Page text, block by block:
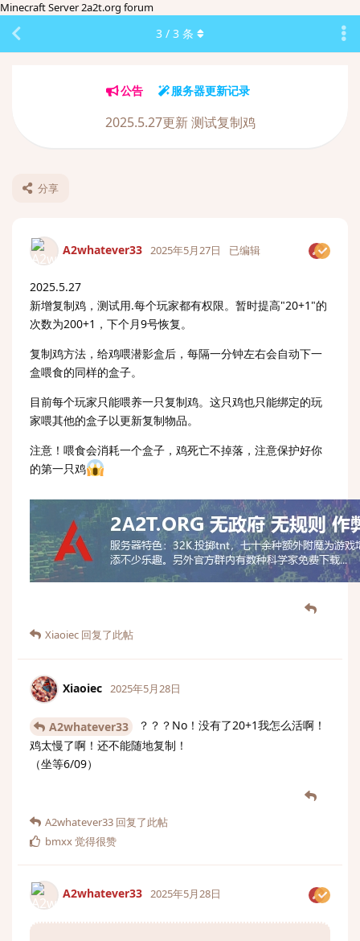
Minecraft Server 2a2t.org forum
公告 服务器更新记录
2025.5.27更新 测试复制鸡
分享
3 / 3 条
A2whatever33 2025年5月27日 已编辑
2025.5.27
新增复制鸡，测试用.每个玩家都有权限。暂时提高"20+1"的
次数为200+1，下个月9号恢复。
复制鸡方法，给鸡喂潜影盒后，每隔一分钟左右会自动下一
盒喂食的同样的盒子。
目前每个玩家只能喂养一只复制鸡。这只鸡也只能绑定的玩
家喂其他的盒子以更新复制物品。
注意！喂食会消耗一个盒子，鸡死亡不掉落，注意保护好你
的第一只鸡
Xiaoiec 回复了此帖
Xiaoiec 2025年5月28日
A2whatever33
？？？No！没有了20+1我怎么活啊！
鸡太慢了啊！还不能随地复制！
（坐等6/09）
A2whatever33 回复了此帖
bmxx觉得很赞
A2whatever33 2025年5月28日